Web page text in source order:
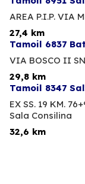
AREA P.I.P. VIA
27,4 km
Tamoil 6837
VIA BOSCO II
29,8 km
Tamoil 8347
EX SS. 19 KM.
Sala Consilina
32,6 km